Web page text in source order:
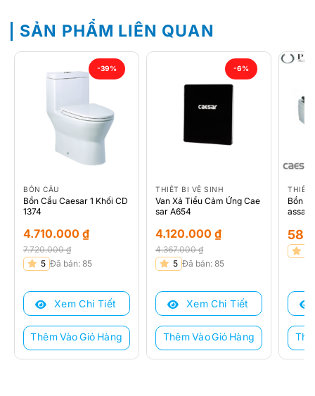
SẢN PHẨM LIÊN QUAN
-39%
BỒN CẦU
Bồn Cầu Caesar 1 Khối CD
1374
7.720.000₫
Giá
là:
7.720.000 ₫.
4.710.000 ₫
Giá
tại
4.710.000 ₫.
5 Đã bán: 85
Xem Chi Tiết
Thêm Vào Giỏ Hàng
-6%
THIẾT BỊ VỆ SINH
Van Xả Tiểu Cảm Ứng Cae
sar A654
4.367.000₫
Giá
là:
4.367.000 ₫.
4.120.000₫
Giá
tại
4.120.000 ₫.
5 Đã bán: 85
Xem Chi Tiết
Thêm Vào Giỏ Hàng
THIẾT
Bồn